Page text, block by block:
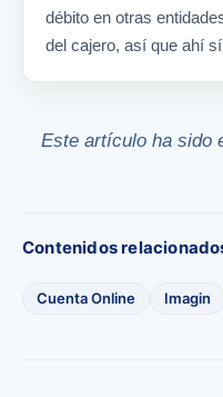
débito en otras
del cajero, así que ahí
Este artículo ha sido
Contenidos
Cuenta Online Imagin